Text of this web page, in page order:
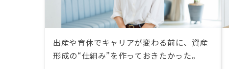
出産や育休でキャリアが変わる前に、資産
形成の“仕組み”を作っておきたかった。